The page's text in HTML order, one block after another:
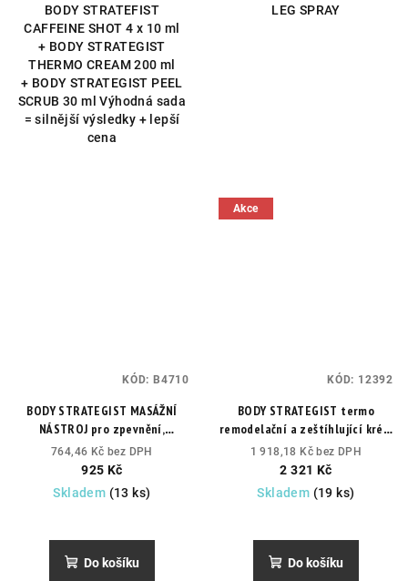
BODY STRATEFIST
CAFFEINE SHOT 4 x 10 ml
+ BODY STRATEGIST
THERMO CREAM 200 ml
+ BODY STRATEGIST PEEL
SCRUB 30 ml Výhodná sada
= silnější výsledky + lepší
cena
LEG SPRAY
BODY STRATEGIST MASÁŽNÍ
NÁSTROJ pro zpevnění,
odvodnění, redukci strií a
Program na zpěvnění
a odvodnění těla. Redukce strií
a celulitidy.
764,46 Kč bez DPH
925 Kč
Skladem (13 ks)
Do košíku
KÓD: B4710
Akce
BODY STRATEGIST termo
remodelační a zeštíhlující krém
MAXI Odstraňování
přebytečného tuku, léčba
nedokonalostí tukové a
lokalizované celulitidy
1 918,18 Kč bez DPH
2 321 Kč
Skladem (19 ks)
Do košíku
KÓD: 12392